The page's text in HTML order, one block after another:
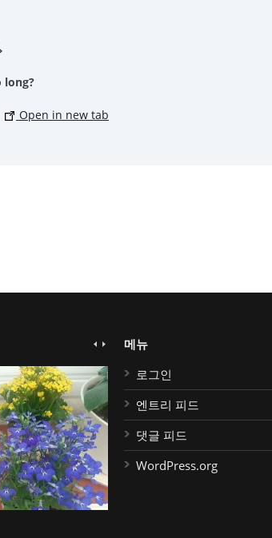
long?
Open in new tab
메뉴
로그인
엔트리 피드
댓글 피드
WordPress.org